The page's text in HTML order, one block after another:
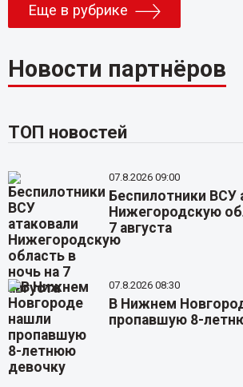
Еще в рубрике
Новости партнёров
ТОП новостей
07.8.2026 09:00
Беспилотники ВСУ
Нижегородскую
7 августа
07.8.2026 08:30
В Нижнем
пропавшую 8-